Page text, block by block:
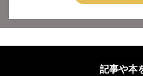
記事や本